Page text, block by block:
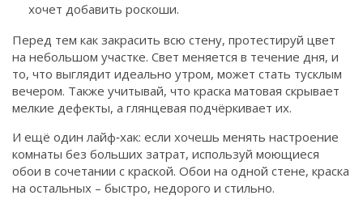
хочет добавить роскоши.
Перед тем как закрасить всю стену, протестируй цвет
на небольшом участке. Свет меняется в течение дня, и
то, что выглядит идеально утром, может стать тусклым
вечером. Также учитывай, что краска матовая скрывает
мелкие дефекты, а глянцевая подчёркивает их.
И ещё один лайф‑хак: если хочешь менять настроение
комнаты без больших затрат, используй моющиеся
обои в сочетании с краской. Обои на одной стене, краска
на остальных – быстро, недорого и стильнo.